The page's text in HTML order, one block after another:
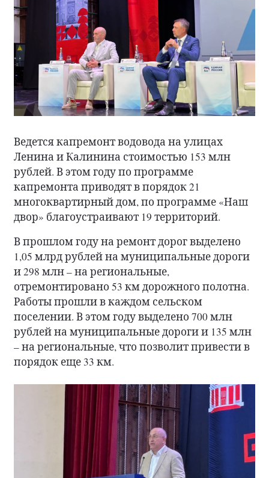
Ведется капремонт водовода на улицах
Ленина и Калинина стоимостью 153 млн
рублей. В этом году по программе
капремонта приводят в порядок 21
многоквартирный дом, по программе «Наш
двор» благоустраивают 19 территорий.
В прошлом году на ремонт дорог выделено
1,05 млрд рублей на муниципальные дороги
и 298 млн – на региональные,
отремонтировано 53 км дорожного полотна.
Работы прошли в каждом сельском
поселении. В этом году выделено 700 млн
рублей на муниципальные дороги и 135 млн
– на региональные, что позволит привести в
порядок еще 33 км.